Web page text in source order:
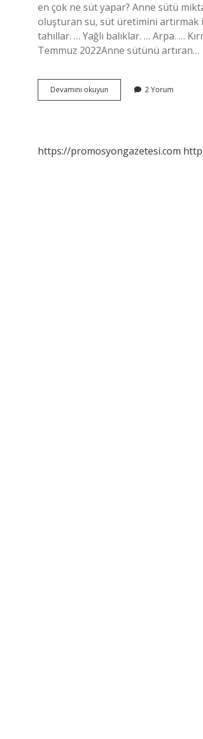
en çok ne süt yapar? Anne sütü
oluşturan su, süt üretimini artırmak
tahıllar. … Yağlı balıklar. … Arpa. …
Temmuz 2022Anne sütünü artıran…
Devamını okuyun
Sütünü
2 Yorum
https://promosyongazetesi.com